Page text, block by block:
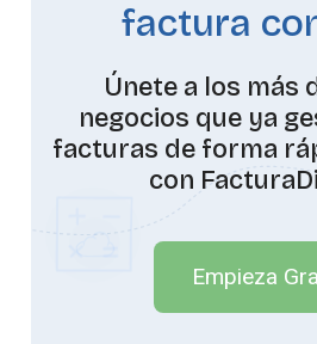
factura
Únete a los más
negocios que ya
facturas de forma
con
Empieza